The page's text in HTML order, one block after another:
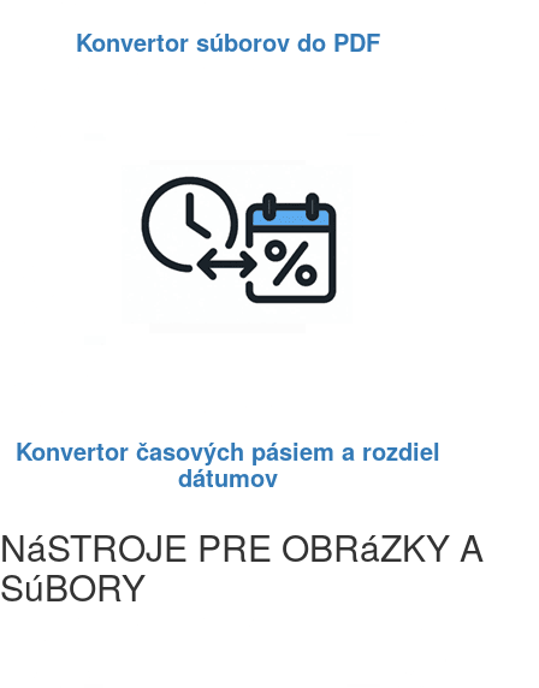
Konvertor súborov do PDF
Konvertor časových pásiem a rozdiel
dátumov
NáSTROJE PRE OBRáZKY A
SúBORY